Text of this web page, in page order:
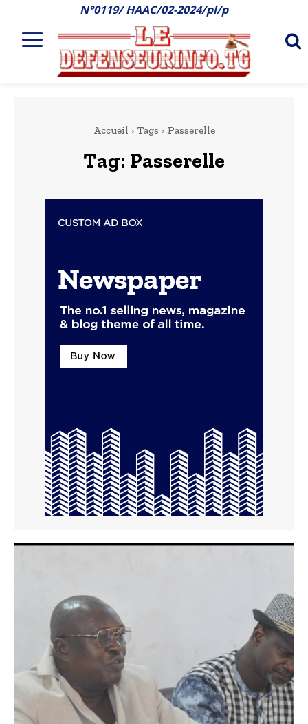
N°0119/ HAAC/02-2024/pl/p
Accueil Tags Passerelle
Tag: Passerelle